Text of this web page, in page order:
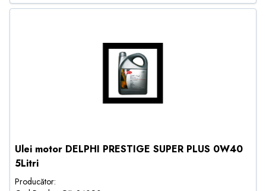
Ulei motor DELPHI PRESTIGE SUPER PLUS 0W40
5Litri
Producător: